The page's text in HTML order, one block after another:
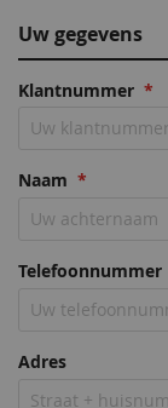
Uw gegevens
Klantnummer
Naam
Telefoonnummer
Adres